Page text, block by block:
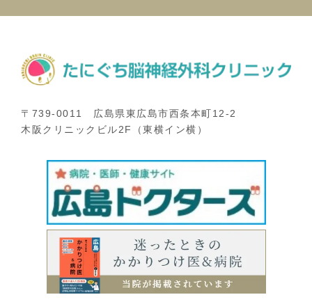
〒739-0011 広島県東広島市西条本町12-2
木阪クリニックビル2F（東横イン横）